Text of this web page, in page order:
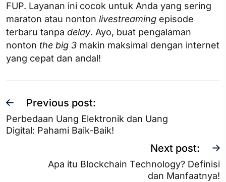
FUP. Layanan ini cocok untuk Anda yang sering
maraton atau nonton livestreaming episode
terbaru tanpa delay. Ayo, buat pengalaman
nonton the big 3 makin maksimal dengan internet
yang cepat dan andal!
Previous post:
Perbedaan Uang Elektronik dan Uang
Digital: Pahami Baik-Baik!
Next post:
Apa itu Blockchain Technology? Definisi
dan Manfaatnya!